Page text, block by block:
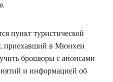
пункт туристической
приехавший в Мюнхен
брошюры с анонсами
и информацией об